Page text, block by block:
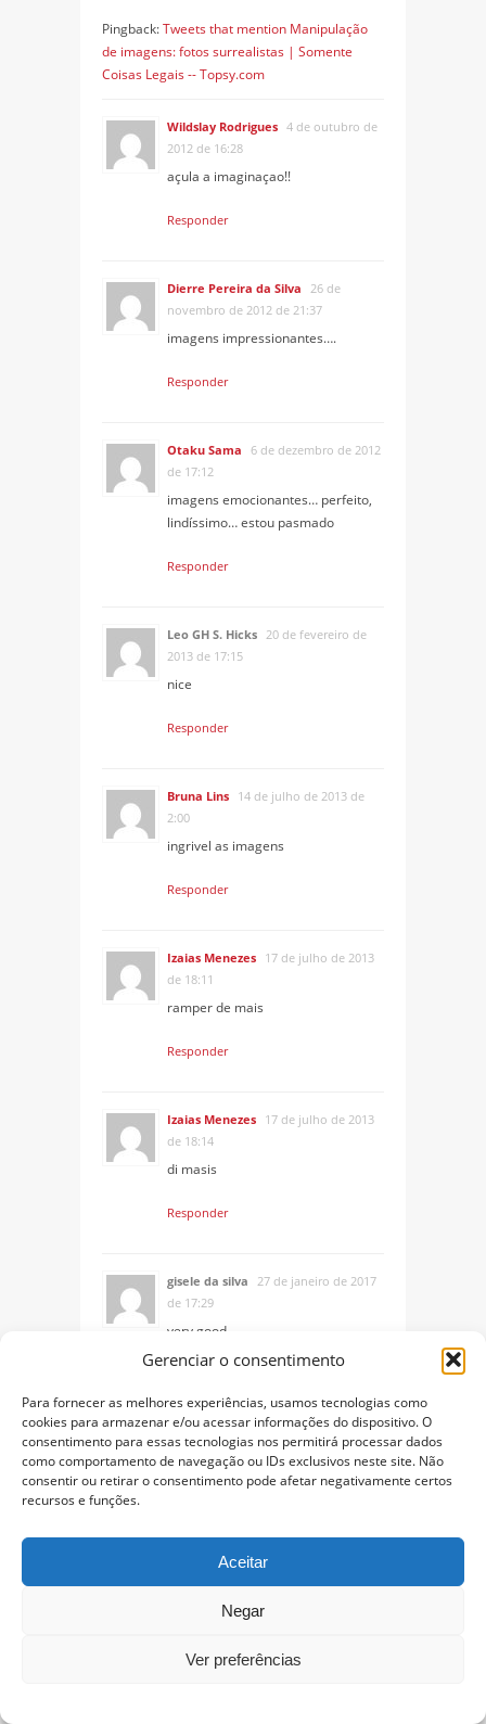
Gerenciar o consentimento
Para fornecer as melhores experiências, usamos tecnologias como
cookies para armazenar e/ou acessar informações do dispositivo. O
consentimento para essas tecnologias nos permitirá processar dados
como comportamento de navegação ou IDs exclusivos neste site. Não
consentir ou retirar o consentimento pode afetar negativamente certos
recursos e funções.
Aceitar
Negar
Ver preferências
Pingback:Tweets that mention Manipulação
de imagens: fotos surrealistas | Somente
Coisas Legais -- Topsy.com
Wildslay Rodrigues 4 de outubro de
2012 de 16:28
açula a imaginaçao!!
Responder
Dierre Pereira da Silva
26 de
novembro de 2012 de 21:37
imagens impressionantes….
Responder
Otaku Sama 6 de dezembro de 2012
de 17:12
imagens emocionantes… perfeito,
lindíssimo… estou pasmado
Responder
Leo GH S. Hicks 20 de fevereiro de
2013 de 17:15
nice
Responder
Bruna Lins 14 de julho de 2013 de
2:00
ingrivel as imagens
Responder
Izaias Menezes 17 de julho de 2013
de 18:11
ramper de mais
Responder
Izaias Menezes 17 de julho de 2013
de 18:14
di masis
Responder
gisele da silva
27 de janeiro de 2017
de 17:29
very good
gisele da silva 27 de janeiro de 2017
de 17:29
Responder